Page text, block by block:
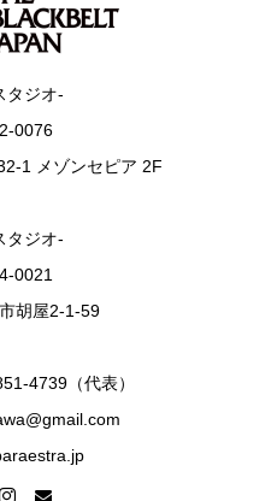
タジオ-
0076
1 メゾンセピア 2F
タジオ-
0021
胡屋2-1-59
4739（代表）